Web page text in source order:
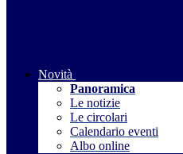
Novità
Panoramica
Le notizie
Le circolari
Calendario eventi
Albo online